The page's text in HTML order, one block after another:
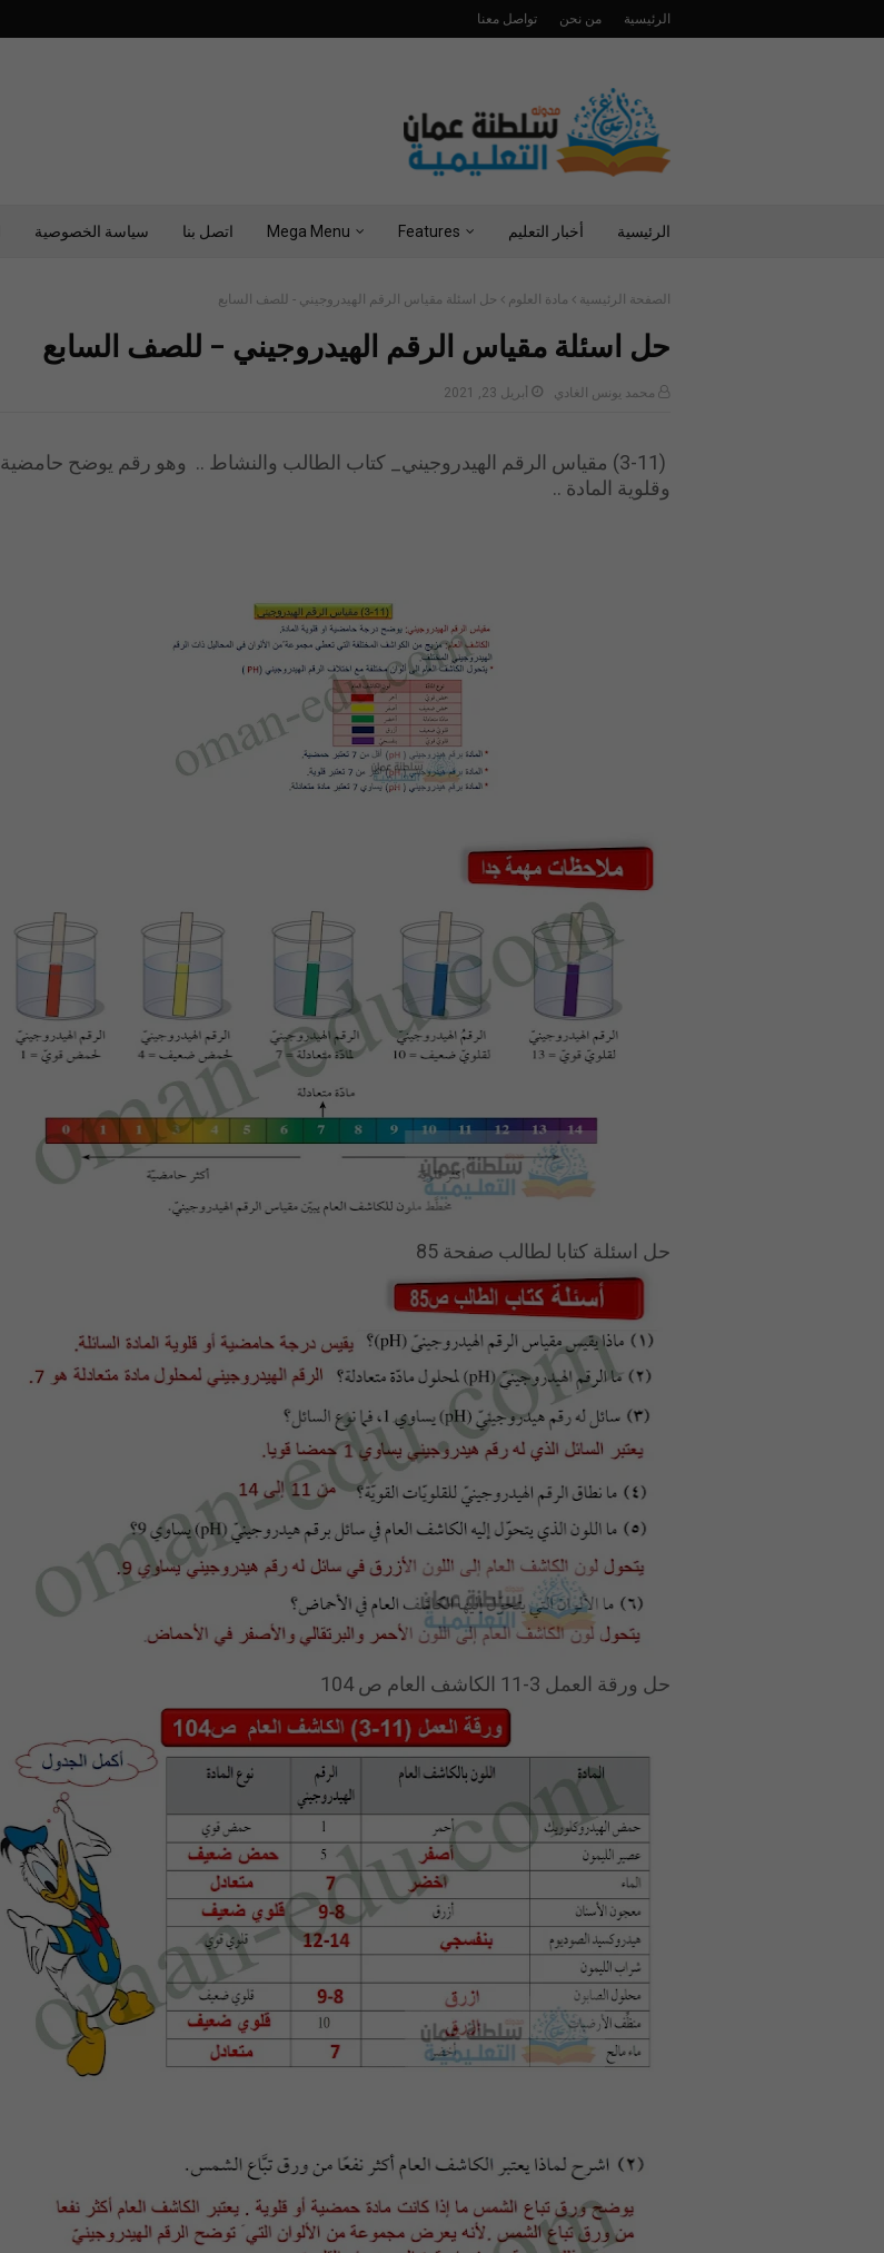
الرئيسية من نحن تواصل معنا
الرئيسية أخبار التعليم Features
Mega Menu اتصل بنا سياسة الخصوصية
الصفحة الرئيسية مادة العلوم حل اسئلة مقياس الرقم الهيدروجيني - للصف السابع
حل اسئلة مقياس الرقم الهيدروجيني - للصف السابع
محمد يونس الغادي أبريل 23, 2021
(3-11) مقياس الرقم الهيدروجيني_ كتاب الطالب والنشاط .. وهو رقم يوضح حامضية
وقلوية المادة ..
حل اسئلة كتابا لطالب صفحة 85
حل ورقة العمل 3-11 الكاشف العام ص 104